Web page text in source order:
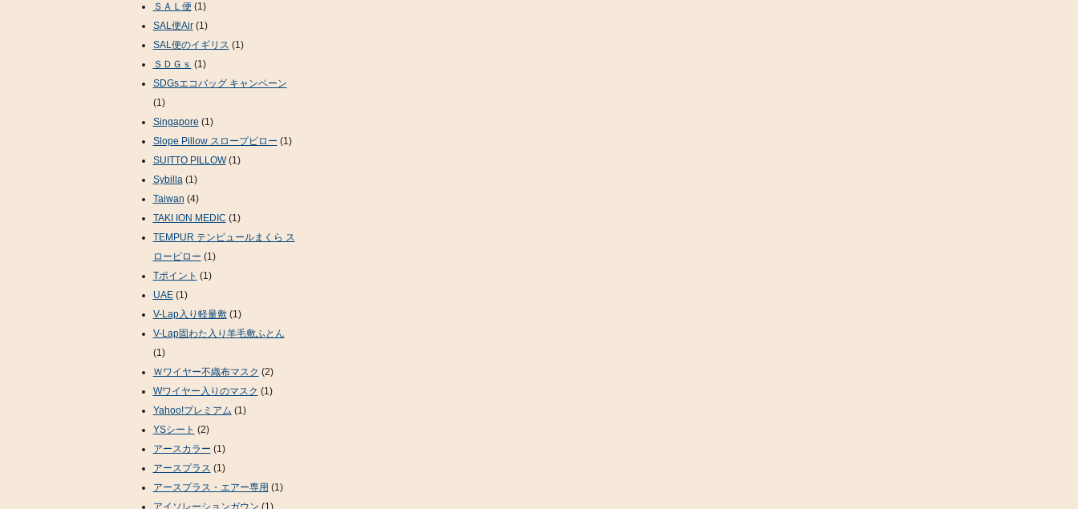
ＳＡＬ便(1)
SAL便Air(1)
SAL便のイギリス (1)
ＳＤＧｓ (1)
SDGsエコバッグ キャンペーン
(1)
Singapore (1)
Slope Pillow スロープピロー (1)
SUITTO PILLOW(1)
Sybilla(1)
Taiwan (4)
TAKI ION MEDIC (1)
TEMPUR テンピュールまくら ス
ローピロー (1)
Tポイント (1)
UAE(1)
V-Lap入り軽量敷(1)
V-Lap固わた入り羊毛敷ふとん
(1)
Ｗワイヤー不織布マスク (2)
Wワイヤー入りのマスク (1)
Yahoo!プレミアム (1)
YSシート (2)
アースカラー (1)
アースプラス (1)
アースプラス・エアー専用 (1)
アイソレーションガウン (1)